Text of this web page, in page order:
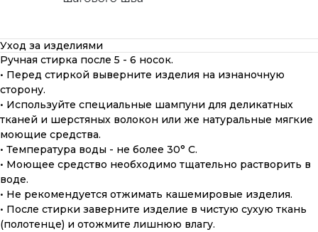
Уход за изделиями
Ручная стирка после 5 - 6 носок.
• Перед стиркой выверните изделия на изнаночную
сторону.
• Используйте специальные шампуни для деликатных
тканей и шерстяных волокон или же натуральные мягкие
моющие средства.
• Температура воды - не более 30° С.
• Моющее средство необходимо тщательно растворить в
воде.
• Не рекомендуется отжимать кашемировые изделия.
• После стирки заверните изделие в чистую сухую ткань
(полотенце) и отожмите лишнюю влагу.